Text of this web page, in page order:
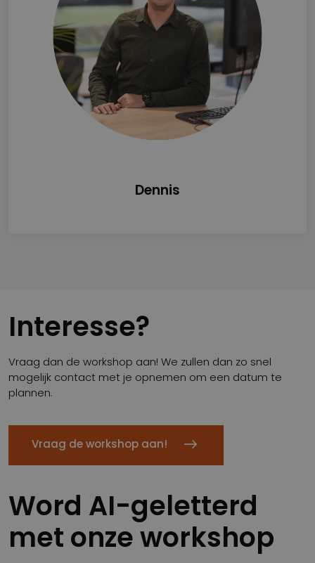
Dennis
Interesse?
Vraag dan de workshop aan! We zullen dan zo snel
mogelijk contact met je opnemen om een datum te
plannen.
Vraag de workshop aan!
Word AI-geletterd
met onze workshop